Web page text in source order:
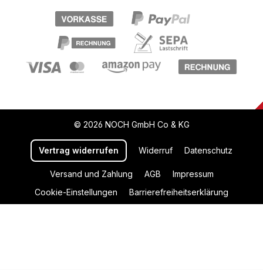
© 2026 NOCH GmbH Co & KG
Vertrag widerrufen Widerruf Datenschutz
Versand und Zahlung AGB
Impressum
Cookie-Einstellungen
Barrierefreiheitserklärung